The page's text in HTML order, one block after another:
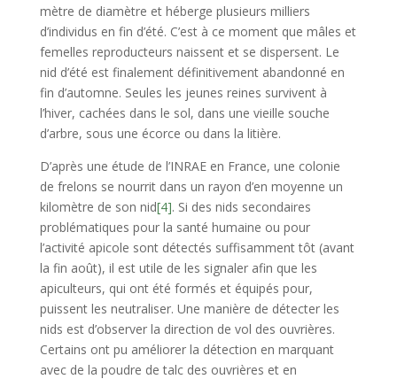
mètre de diamètre et héberge plusieurs milliers
d’individus en fin d’été. C’est à ce moment que mâles et
femelles reproducteurs naissent et se dispersent. Le
nid d’été est finalement définitivement abandonné en
fin d’automne. Seules les jeunes reines survivent à
l’hiver, cachées dans le sol, dans une vieille souche
d’arbre, sous une écorce ou dans la litière.
D’après une étude de l’INRAE en France, une colonie
de frelons se nourrit dans un rayon d’en moyenne un
kilomètre de son nid[4]. Si des nids secondaires
problématiques pour la santé humaine ou pour
l’activité apicole sont détectés suffisamment tôt (avant
la fin août), il est utile de les signaler afin que les
apiculteurs, qui ont été formés et équipés pour,
puissent les neutraliser. Une manière de détecter les
nids est d’observer la direction de vol des ouvrières.
Certains ont pu améliorer la détection en marquant
avec de la poudre de talc des ouvrières et en